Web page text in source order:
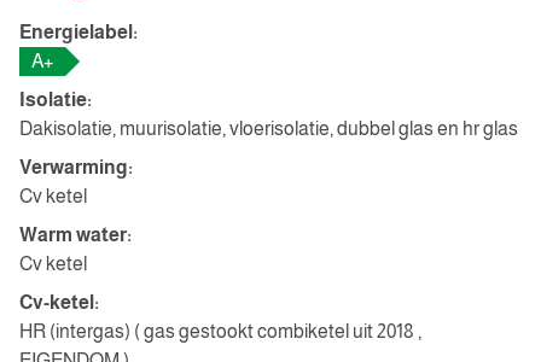
Energielabel:
A+
Isolatie:
Dakisolatie, muurisolatie, vloerisolatie, dubbel glas en hr glas
Verwarming:
Cv ketel
Warm water:
Cv ketel
Cv-ketel:
HR (intergas) ( gas gestookt combiketel uit 2018 ,